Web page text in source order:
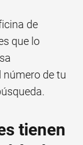
de
que lo
de tu
tienen